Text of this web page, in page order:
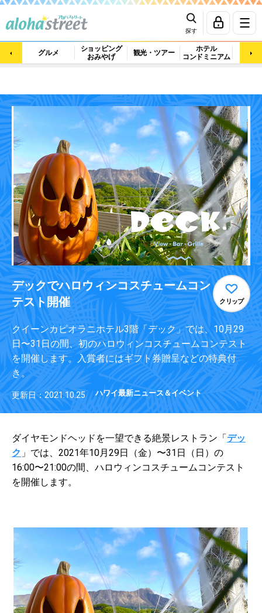
探す
グルメ
ショッピング
おみやげ
観光・ツアー
ホテル
コンドミニアム
マッ
デックでハロウィンコスチュームコン
テスト開催
クリップ
クイーンカピオラニホテル3階「デック」では、10月29
日〜31日の間、初のハロウィンコスチュームコンテスト
を開催します。入賞者にはギフト券贈呈などの特典付
き。
更新日：2021.10.25 ハワイ最新ニュース＆イベント
ダイヤモンドヘッドを一望できる絶景レストラン「デッ
ク 」では、2021年10月29日（金）〜31日（日）の
16:00〜21:00の間、ハロウィンコスチュームコンテスト
を開催します。